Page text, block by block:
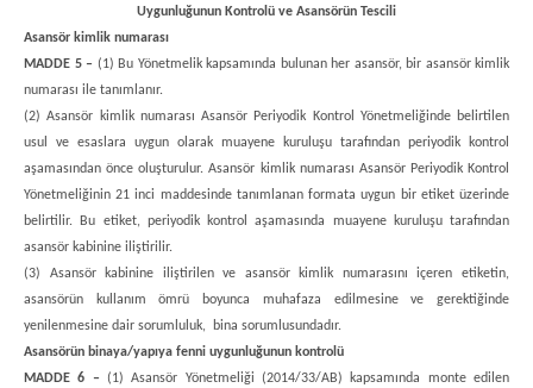
Uygunluğunun Kontrolü ve Asansörün Tescili
Asansör kimlik numarası
MADDE 5 – (1) Bu Yönetmelik kapsamında bulunan her asansör, bir asansör kimlik
numarası ile tanımlanır.
(2) Asansör kimlik numarası Asansör Periyodik Kontrol Yönetmeliğinde belirtilen
usul ve esaslara uygun olarak muayene kuruluşu tarafından periyodik kontrol
aşamasından önce oluşturulur. Asansör kimlik numarası Asansör Periyodik Kontrol
Yönetmeliğinin 21 inci maddesinde tanımlanan formata uygun bir etiket üzerinde
belirtilir. Bu etiket, periyodik kontrol aşamasında muayene kuruluşu tarafından
asansör kabinine iliştirilir.
(3) Asansör kabinine iliştirilen ve asansör kimlik numarasını içeren etiketin,
asansörün kullanım ömrü boyunca muhafaza edilmesine ve gerektiğinde
yenilenmesine dair sorumluluk, bina sorumlusundadır.
Asansörün binaya/yapıya fenni uygunluğunun kontrolü
MADDE 6 – (1) Asansör Yönetmeliği (2014/33/AB) kapsamında monte edilen